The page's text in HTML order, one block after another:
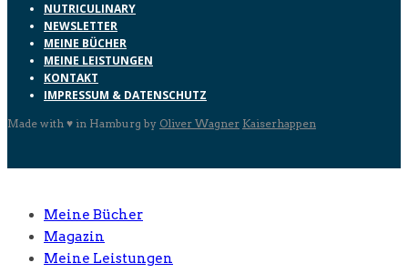
NUTRICULINARY
NEWSLETTER
MEINE BÜCHER
MEINE LEISTUNGEN
KONTAKT
IMPRESSUM & DATENSCHUTZ
Made with ♥ in Hamburg by Oliver Wagner Kaiserhappen
Meine Bücher
Magazin
Meine Leistungen